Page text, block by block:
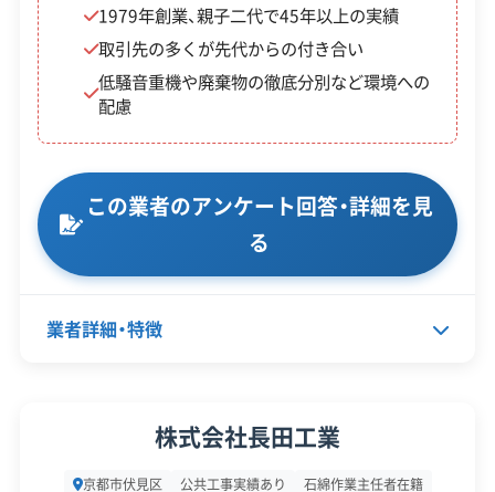
京北や大原、雲ケ畑といった山間部では、処分場ま
での距離が圧倒的に遠いことがコストを押し上げ
る最大の要因です。ダンプトラックが処分場を往復
市部の倍以上になるケースも珍しくありません。ま
た、冬期は積雪や路面凍結で工事が中断しやすく、
工期が延びるリスクも考慮する必要があります。
主な注意点：長距離運搬によるコスト増、冬季の
道路・駐車事情の比較：見積もりを左右
1979年創業、親子二代で45年以上の実績
取引先の多くが先代からの付き合い
低騒音重機や廃棄物の徹底分別など環境への
配慮
この業者のアンケート回答・詳細を見
る
業者詳細・特徴
株式会社長田工業
京都市伏見区 公共工事実績あり 石綿作業主任者在籍